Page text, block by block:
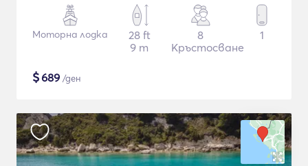
Моторна лодка
28 ft
9 m
8
Кръстосване
1
$689 /ден